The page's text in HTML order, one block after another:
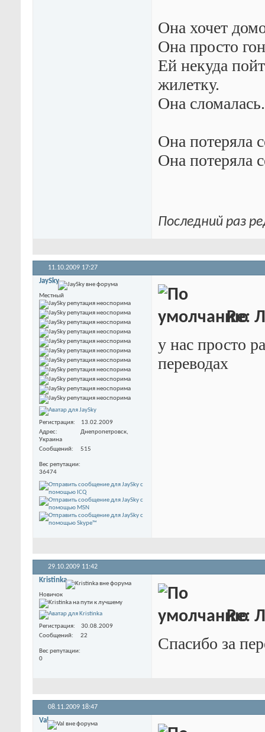
Она хочет
Она просто
Ей некуда
жилетку.
Она сломалась.
Она потеряла
Она потеряла
Последний раз
11.10.2009 17:27
JaySky
Местный
Регистрация
13.02.2009
Адрес
Днепропетровск,
Украина
Сообщений
515
Вес репутации
36474
Re:
у нас просто
переводах
29.10.2009 11:42
Kristinka
Новичок
Регистрация
30.08.2009
Сообщений
22
Вес репутации
0
Re:
Спасибо за
08.11.2009 18:47
Val